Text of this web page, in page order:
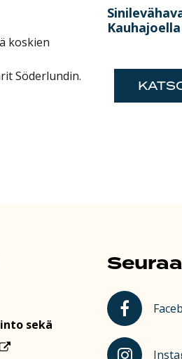
koskien
Söderlundin.
Kauhajoella
sekä